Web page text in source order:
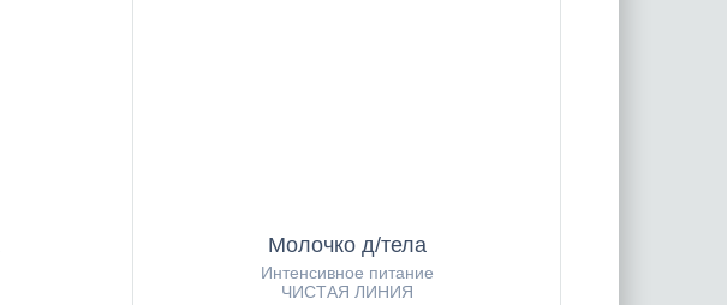
Молочко д/тела
Интенсивное питание
ЧИСТАЯ ЛИНИЯ